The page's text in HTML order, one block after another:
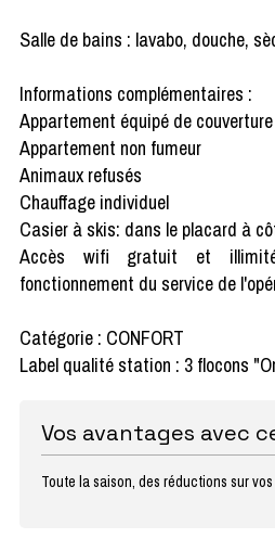
Salle de bains : lavabo, douche,
Informations complémentaires :
Appartement équipé de couverture
Appartement non fumeur
Animaux refusés
Chauffage individuel
Casier à skis: dans le placard à
Accès wifi gratuit et
fonctionnement du service de
Catégorie : CONFORT
Label qualité station : 3 flocons
Vos avantages avec
Toute la saison, des réductions sur